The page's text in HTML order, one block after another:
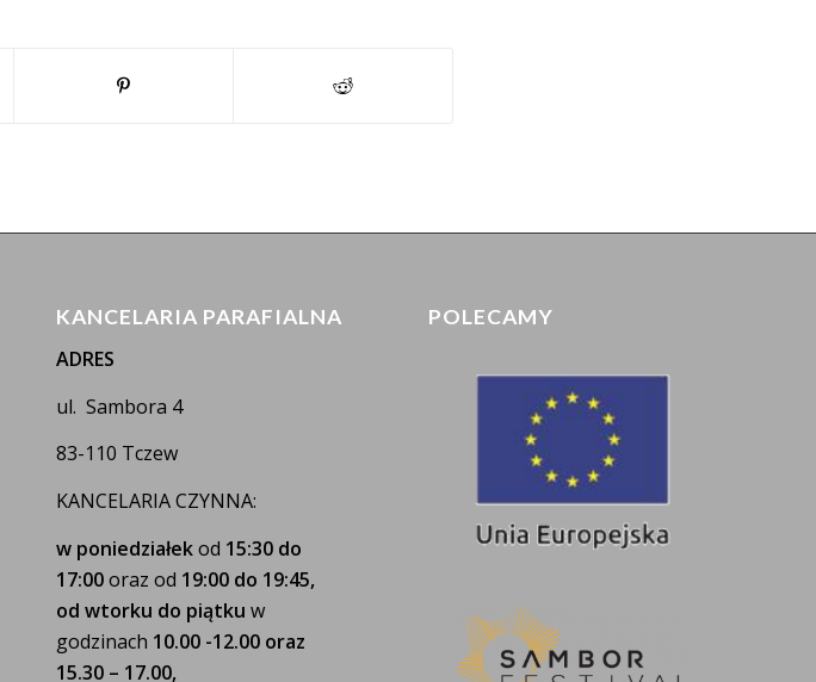
KANCELARIA PARAFIALNA
ADRES
ul. Sambora 4
83-110 Tczew
KANCELARIA CZYNNA:
w poniedziałekod 15:30 do
17:00oraz od 19:00 do 19:45,
od wtorku do piątku w
godzinach 10.00 -12.00 oraz
15.30 – 17.00,
POLECAMY